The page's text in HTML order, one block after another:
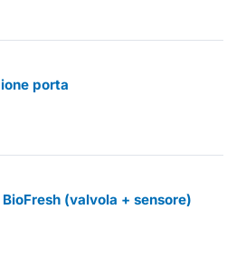
porta
(valvola + sensore)